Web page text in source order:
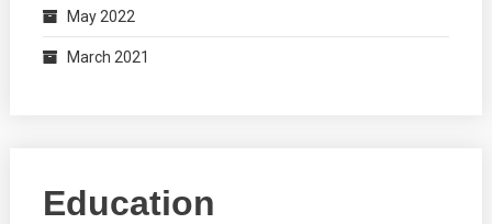
May 2022
March 2021
Education